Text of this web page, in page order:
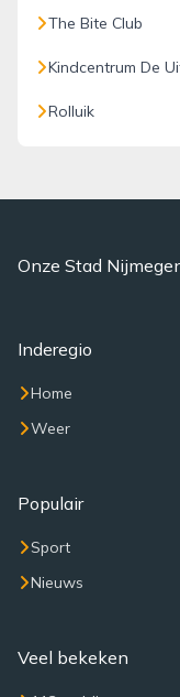
The Bite Club
Kindcentrum De
Rolluik
Onze Stad
Inderegio
Home
Weer
Populair
Sport
Nieuws
Veel bekeken